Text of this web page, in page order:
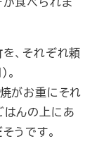
を、それぞれ頼
がお重にそれ
はんの上にあ
うです。